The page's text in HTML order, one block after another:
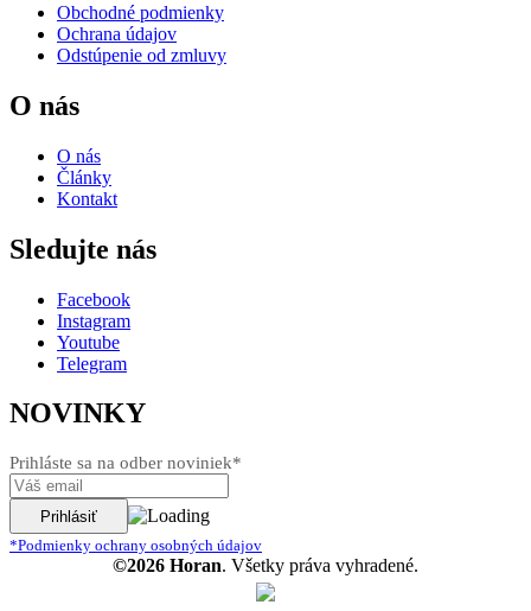
Obchodné podmienky
Ochrana údajov
Odstúpenie od zmluvy
O nás
O nás
Články
Kontakt
Sledujte nás
Facebook
Instagram
Youtube
Telegram
NOVINKY
Prihláste sa na odber noviniek*
*Podmienky ochrany osobných údajov
©2026 Horan. Všetky práva vyhradené.